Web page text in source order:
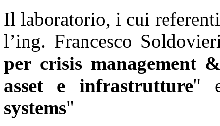
Il laboratorio, i cui
l’ing. Francesco
per crisis management
asset e infrastrutture"
systems"